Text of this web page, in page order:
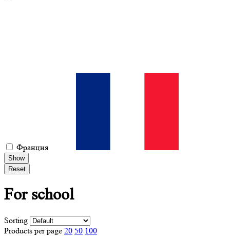
Франция
Show
Reset
For school
Sorting
Products per page 20 50 100